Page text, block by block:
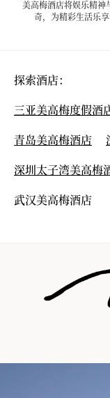
美高梅酒店将娱乐精神
奇，为精彩生活乐
探索酒店：
三亚美高梅度假酒
青岛美高梅酒店
深圳太子湾美高梅
武汉美高梅酒店